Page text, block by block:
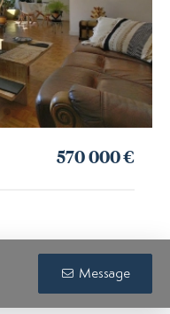
570 000 €
Message